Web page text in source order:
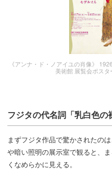
《アンナ・ド・ノアイユの肖像》
美術館 展覧会ポス
フジタの代名詞「乳白色の
まずフジタ作品で驚かされたの
や暗い照明の展示室で観ると、
くなめらかに見える。